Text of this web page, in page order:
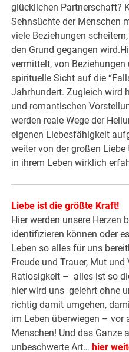
glücklichen Partnerschaft?
Sehnsüchte der Menschen
viele Beziehungen
den Grund gegangen
vermittelt, von
spirituelle Sicht auf die
Jahrhundert. Zugleich wird
und romantischen
werden reale Wege der
eigenen Liebesfähigkeit
weiter von der großen
in ihrem Leben wirklich
Liebe ist die größte Kraft!
Hier werden unsere Herzen
identifizieren können oder
Leben so alles für uns
Freude und Trauer, Mut
Ratlosigkeit – alles ist so
hier wird uns gelehrt ohne
richtig damit umgehen,
im Leben überwiegen – vor
Menschen! Und das Ganze
unbeschwerte Art… hier